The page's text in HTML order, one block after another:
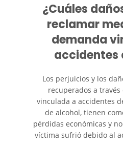
¿Cuáles
reclamar
demanda
accidentes
Los perjuicios y los
recuperados a
vinculada a accidentes
de alcohol, tienen
pérdidas económicas y
víctima sufrió debido al